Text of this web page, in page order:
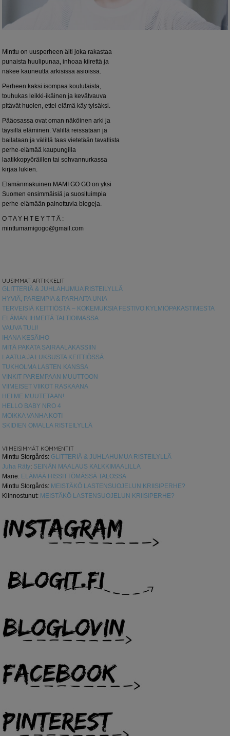
Minttu on uusperheen äiti joka rakastaa
punaista huulipunaa, inhoaa kiirettä ja
näkee kauneutta arkisissa asioissa.
Perheen kaksi isompaa koululaista,
touhukas leikki-ikäinen ja kevätvauva
pitävät huolen, ettei elämä käy tylsäksi.
Pääosassa ovat oman näköinen arki ja
täysillä eläminen. Välillä reissataan ja
bailataan ja välillä taas vietetään tavallista
perhe-elämää kaupungilla
laatikkopyöräillen tai sohvannurkassa
kirjaa lukien.
Elämänmakuinen MAMI GO GO on yksi
Suomen ensimmäisiä ja suosituimpia
perhe-elämään painottuvia blogeja.
O T A Y H T E Y T T Ä :
minttumamigogo@gmail.com
UUSIMMAT ARTIKKELIT
GLITTERIÄ & JUHLAHUMUA RISTEILYLLÄ
HYVIÄ, PAREMPIA & PARHAITA UNIA
TERVEISIÄ KEITTIÖSTÄ – KOKEMUKSIA FESTIVO KYLMIÖPAKASTIMESTA
ELÄMÄN IHMEITÄ TALTIOIMASSA
VAUVA TULI!
IHANA KESÄIHO
MITÄ PAKATA SAIRAALAKASSIIN
LAATUA JA LUKSUSTA KEITTIÖSSÄ
TUKHOLMA LASTEN KANSSA
VINKIT PAREMPAAN MUUTTOON
VIIMEISET VIIKOT RASKAANA
HEI ME MUUTETAAN!
HELLO BABY NRO 4
MOIKKA VANHA KOTI
SKIDIEN OMALLA RISTEILYLLÄ
VIIMEISIMMÄT KOMMENTIT
Minttu Storgårds: GLITTERIÄ & JUHLAHUMUA RISTEILYLLÄ
Juha Räty: SEINÄN MAALAUS KALKKIMAALILLA
Marie: ELÄMÄÄ HISSITTÖMÄSSÄ TALOSSA
Minttu Storgårds: MEISTÄKÖ LASTENSUOJELUN KRIISIPERHE?
Kiinnostunut: MEISTÄKÖ LASTENSUOJELUN KRIISIPERHE?